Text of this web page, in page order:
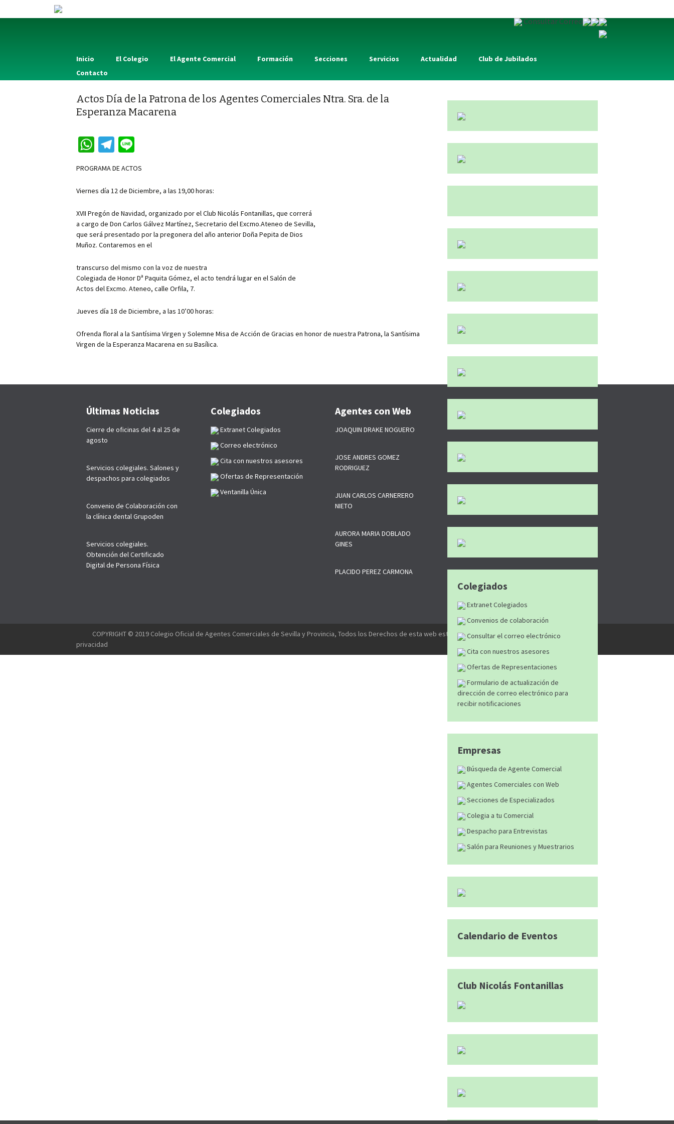
Consultar Correo
Inicio El Colegio El Agente Comercial Formación Secciones Servicios Actualidad
Club de Jubilados
Contacto
Actos Día de la Patrona de los Agentes Comerciales Ntra. Sra. de la
Esperanza Macarena
W
h
at
sA
p
p
Te
le
gr
a
m
n
e
PROGRAMA DE ACTOS
Viernes día 12 de Diciembre, a las 19,00 horas:
XVII Pregón de Navidad, organizado por el Club Nicolás Fontanillas, que correrá
a cargo de Don Carlos Gálvez Martínez, Secretario del Excmo.Ateneo de Sevilla,
que será presentado por la pregonera del año anterior Doña Pepita de Dios
Muñoz. Contaremos en el
transcurso del mismo con la voz de nuestra
Colegiada de Honor Dª Paquita Gómez, el acto tendrá lugar en el Salón de
Actos del Excmo. Ateneo, calle Orfila, 7.
Jueves día 18 de Diciembre, a las 10’00 horas:
Ofrenda floral a la Santísima Virgen y Solemne Misa de Acción de Gracias en honor de nuestra Patrona, la Santísima
Virgen de la Esperanza Macarena en su Basílica.
Colegiados
Extranet Colegiados
Convenios de colaboración
Consultar el correo electrónico
Cita con nuestros asesores
Ofertas de Representaciones
Formulario de actualización de
dirección de correo electrónico para
recibir notificaciones
Empresas
Búsqueda de Agente Comercial
Agentes Comerciales con Web
Secciones de Especializados
Colegia a tu Comercial
Despacho para Entrevistas
Salón para Reuniones y Muestrarios
Calendario de Eventos
Club Nicolás Fontanillas
Últimas Noticias
Cierre de oficinas del 4 al 25 de
agosto
Servicios colegiales. Salones y
despachos para colegiados
Convenio de Colaboración con
la clínica dental Grupoden
Servicios colegiales.
Obtención del Certificado
Digital de Persona Física
Colegiados
Extranet Colegiados
Correo electrónico
Cita con nuestros asesores
Ofertas de Representación
Ventanilla Única
Agentes con Web
JOAQUIN DRAKE NOGUERO
JOSE ANDRES GOMEZ
RODRIGUEZ
JUAN CARLOS CARNERERO
NIETO
AURORA MARIA DOBLADO
GINES
PLACIDO PEREZ CARMONA
COPYRIGHT © 2019 Colegio Oficial de Agentes Comerciales de Sevilla y Provincia, Todos los Derechos de esta web están reservados| Aviso Legal|Política de
privacidad